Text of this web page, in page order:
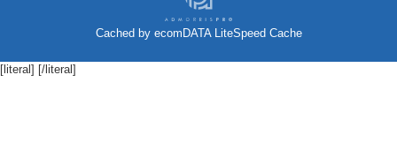
Cached by ecomDATA LiteSpeed Cache
[literal] [/literal]